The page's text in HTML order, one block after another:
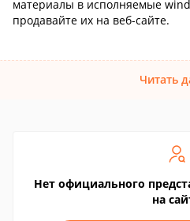
материалы в исполняемые
продавайте их на веб-сайте.
Читать
Нет официального
на